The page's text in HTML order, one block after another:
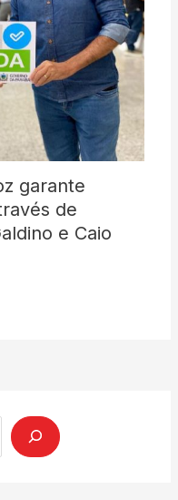
garante
de
e Caio